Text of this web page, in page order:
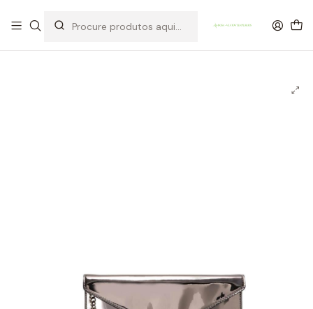
OFERTA DE PORTES DE ENVIO em compras para Portugal superiores a
80€ de artigos sem promoção